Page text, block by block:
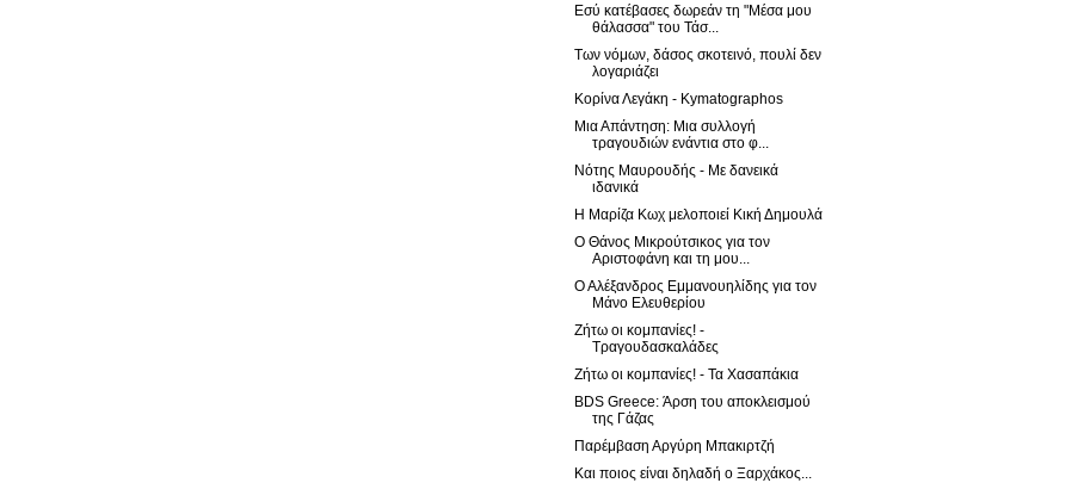
Εσύ κατέβασες δωρεάν τη "Μέσα μου
θάλασσα" του Τάσ...
Των νόμων, δάσος σκοτεινό, πουλί δεν
λογαριάζει
Κορίνα Λεγάκη - Kymatographos
Μια Απάντηση: Μια συλλογή
τραγουδιών ενάντια στο φ...
Νότης Μαυρουδής - Με δανεικά
ιδανικά
Η Μαρίζα Κωχ μελοποιεί Κική Δημουλά
Ο Θάνος Μικρούτσικος για τον
Αριστοφάνη και τη μου...
Ο Αλέξανδρος Εμμανουηλίδης για τον
Μάνο Ελευθερίου
Ζήτω οι κομπανίες! -
Τραγουδασκαλάδες
Ζήτω οι κομπανίες! - Τα Χασαπάκια
BDS Greece: Άρση του αποκλεισμού
της Γάζας
Παρέμβαση Αργύρη Μπακιρτζή
Και ποιος είναι δηλαδή ο Ξαρχάκος...